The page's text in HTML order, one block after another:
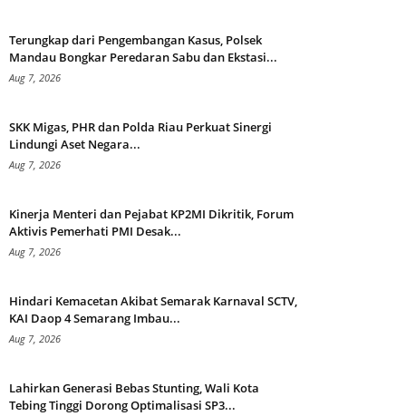
Terungkap dari Pengembangan Kasus, Polsek
Mandau Bongkar Peredaran Sabu dan Ekstasi...
Aug 7, 2026
SKK Migas, PHR dan Polda Riau Perkuat Sinergi
Lindungi Aset Negara...
Aug 7, 2026
Kinerja Menteri dan Pejabat KP2MI Dikritik, Forum
Aktivis Pemerhati PMI Desak...
Aug 7, 2026
Hindari Kemacetan Akibat Semarak Karnaval SCTV,
KAI Daop 4 Semarang Imbau...
Aug 7, 2026
Lahirkan Generasi Bebas Stunting, Wali Kota
Tebing Tinggi Dorong Optimalisasi SP3...